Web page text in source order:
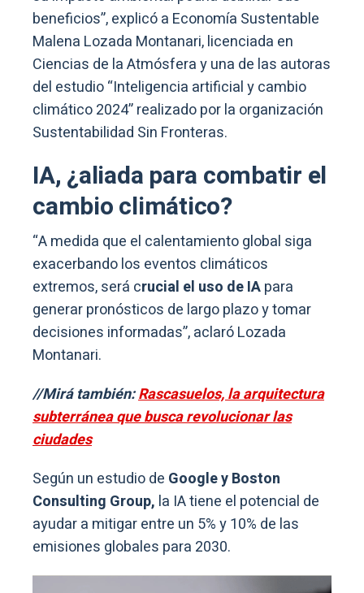
beneficios”, explicó a Economía Sustentable
Malena Lozada Montanari, licenciada en
Ciencias de la Atmósfera y una de las autoras
del estudio “Inteligencia artificial y cambio
climático 2024” realizado por la organización
Sustentabilidad Sin Fronteras.
IA, ¿aliada para combatir el
cambio climático?
“A medida que el calentamiento global siga
exacerbando los eventos climáticos
extremos, será crucial el uso de IApara
generar pronósticos de largo plazo y tomar
decisiones informadas”, aclaró Lozada
Montanari.
//Mirá también:Rascasuelos, la arquitectura
subterránea que busca revolucionar las
ciudades
Según un estudio de Google y Boston
Consulting Group, la IA tiene el potencial de
ayudar a mitigar entre un 5% y 10% de las
emisiones globales para 2030.